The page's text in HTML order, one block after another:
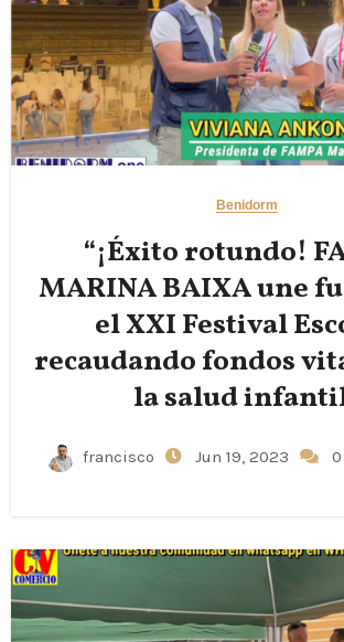
Benidorm
“¡Éxito rotundo!
MARINA BAIXA une
el XXI Festival
recaudando fondos
la salud
francisco Jun 19, 2023